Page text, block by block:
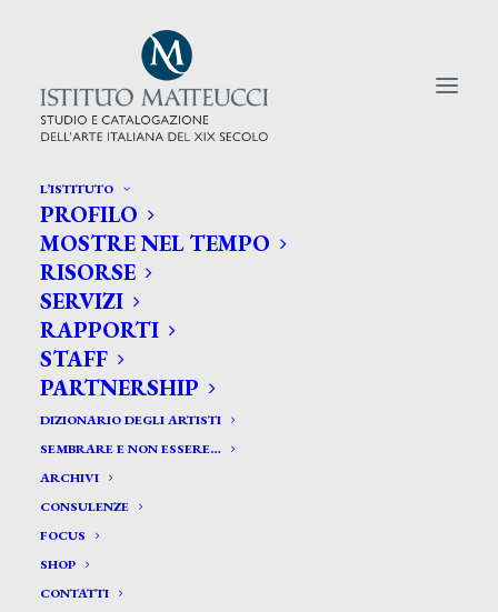
L’ISTITUTO
PROFILO
MOSTRE NEL TEMPO
RISORSE
SERVIZI
RAPPORTI
STAFF
PARTNERSHIP
DIZIONARIO DEGLI ARTISTI
SEMBRARE E NON ESSERE…
ARCHIVI
CONSULENZE
FOCUS
SHOP
CONTATTI
CERCA TRA GLI ARTISTI:
Search
for:
Crisconio Luigi